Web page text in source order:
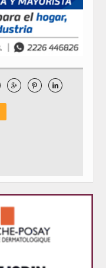
  